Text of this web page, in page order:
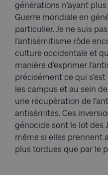
générations n’ayant
Guerre mondiale en
particulier. Je ne suis
l’antisémitisme rôde
culture occidentale et
manière d’exprimer
précisément ce qui
les campus et au sein
une récupération de
antisémites. Ces
génocide sont le lot des
même si elles prennent
plus tordues que par le